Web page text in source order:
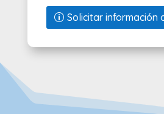
Solicitar información